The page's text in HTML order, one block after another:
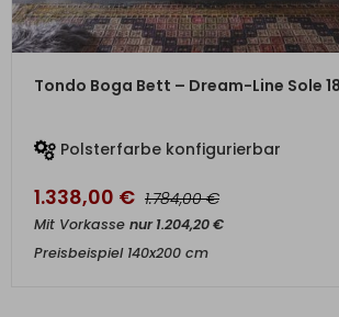
ZUM PRODUKT
Tondo Boga Bett – Dream-Line Sole
Polsterfarbe konfigurierbar
1.338,00 € 1.784,00€
Mit Vorkasse nur1.204,20€
Preisbeispiel 140x200 cm